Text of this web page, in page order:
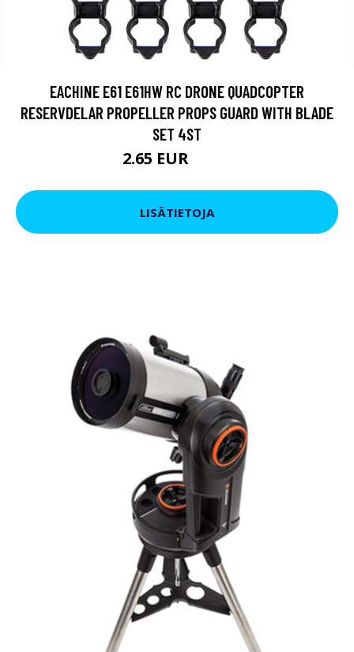
EACHINE E61 E61HW RC DRONE QUADCOPTER
RESERVDELAR PROPELLER PROPS GUARD WITH BLADE
SET 4ST
2.65 EUR
LISÄTIETOJA